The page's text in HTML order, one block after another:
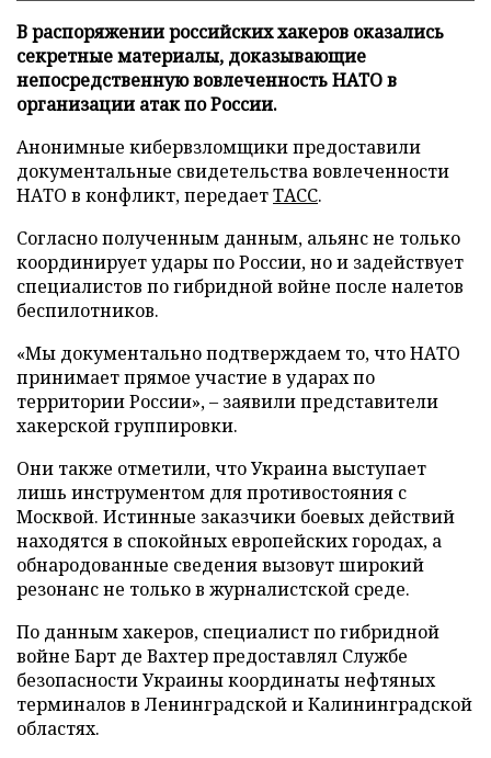
В распоряжении российских хакеров оказались
секретные материалы, доказывающие
непосредственную вовлеченность НАТО в
организации атак по России.
Анонимные кибервзломщики предоставили
документальные свидетельства вовлеченности
НАТО в конфликт, передаетТАСС.
Согласно полученным данным, альянс не только
координирует удары по России, но и задействует
специалистов по гибридной войне после налетов
беспилотников.
«Мы документально подтверждаем то, что НАТО
принимает прямое участие в ударах по
территории России», – заявили представители
хакерской группировки.
Они также отметили, что Украина выступает
лишь инструментом для противостояния с
Москвой. Истинные заказчики боевых действий
находятся в спокойных европейских городах, а
обнародованные сведения вызовут широкий
резонанс не только в журналистской среде.
По данным хакеров, специалист по гибридной
войне Барт де Вахтер предоставлял Службе
безопасности Украины координаты нефтяных
терминалов в Ленинградской и Калининградской
областях.